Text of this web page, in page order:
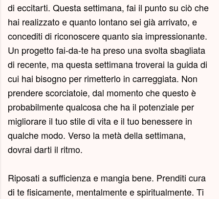
di eccitarti. Questa settimana, fai il punto su ciò che
hai realizzato e quanto lontano sei già arrivato, e
concediti di riconoscere quanto sia impressionante.
Un progetto fai-da-te ha preso una svolta sbagliata
di recente, ma questa settimana troverai la guida di
cui hai bisogno per rimetterlo in carreggiata. Non
prendere scorciatoie, dal momento che questo è
probabilmente qualcosa che ha il potenziale per
migliorare il tuo stile di vita e il tuo benessere in
qualche modo. Verso la metà della settimana,
dovrai darti il ritmo.
Riposati a sufficienza e mangia bene. Prenditi cura
di te fisicamente, mentalmente e spiritualmente. Ti